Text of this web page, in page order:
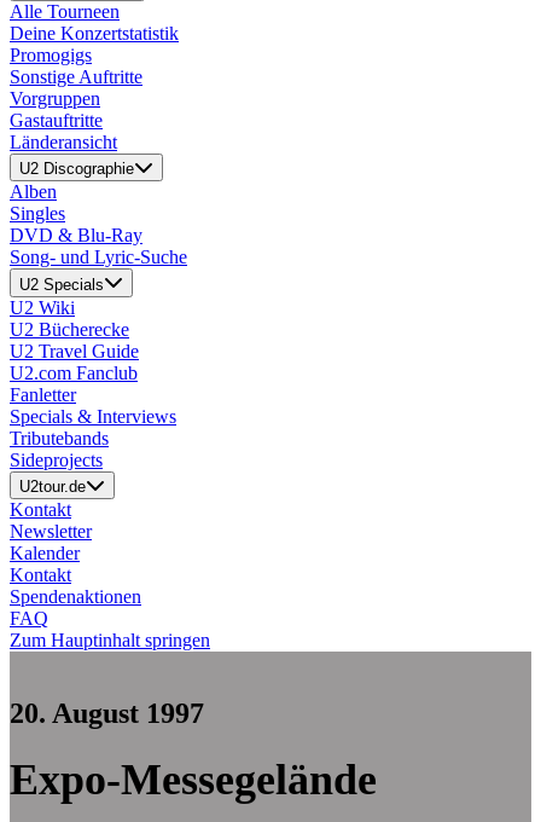
Alle Tourneen
Deine Konzertstatistik
Promogigs
Sonstige Auftritte
Vorgruppen
Gastauftritte
Länderansicht
U2 Discographie
Alben
Singles
DVD & Blu-Ray
Song- und Lyric-Suche
U2 Specials
U2 Wiki
U2 Bücherecke
U2 Travel Guide
U2.com Fanclub
Fanletter
Specials & Interviews
Tributebands
Sideprojects
U2tour.de
Kontakt
Newsletter
Kalender
Kontakt
Spendenaktionen
FAQ
Zum Hauptinhalt springen
20. August 1997
Expo-Messegelände